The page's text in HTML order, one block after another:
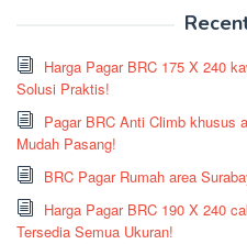
Harga Pagar BRC 175 X 240
Solusi Praktis!
Pagar BRC Anti Climb khusus
Mudah Pasang!
BRC Pagar Rumah area
Harga Pagar BRC 190 X 240
Tersedia Semua Ukuran!